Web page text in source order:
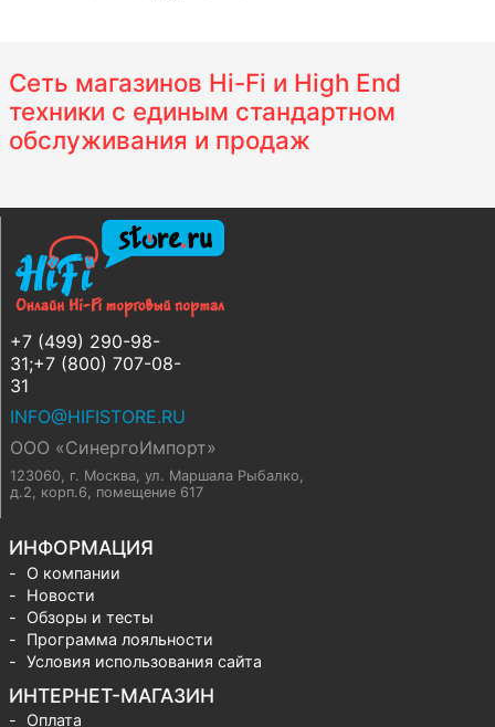
Сеть магазинов Hi-Fi и High End
техники с единым стандартном
обслуживания и продаж
+7 (499) 290-98-
31;+7 (800) 707-08-
31
INFO@HIFISTORE.RU
ООО «СинергоИмпорт»
123060, г. Москва, ул. Маршала Рыбалко,
д.2, корп.6, помещение 617
ИНФОРМАЦИЯ
О компании
Новости
Обзоры и тесты
Программа лояльности
Условия использования сайта
ИНТЕРНЕТ-МАГАЗИН
Оплата